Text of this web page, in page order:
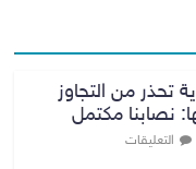
تحذر من التجاوز
نصابنا مكتمل
التعليقات